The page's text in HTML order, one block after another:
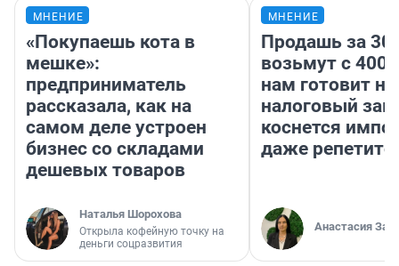
МНЕНИЕ
«Покупаешь кота в
мешке»:
предприниматель
рассказала, как на
самом деле устроен
бизнес со складами
дешевых товаров
Наталья Шорохова
Открыла кофейную точку на
деньги соцразвития
МНЕНИЕ
Продашь за
возьмут с
нам готовит
налоговый
коснется
даже
Анастасия